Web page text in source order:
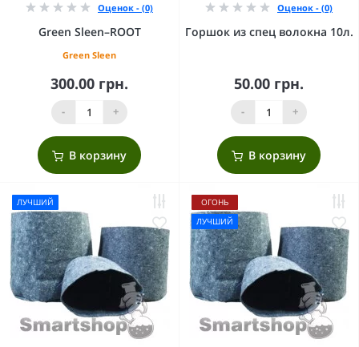
Оценок - (0)
Green Sleen–ROOT
Green Sleen
300.00 грн.
- +
В корзину
Оценок - (0)
Горшок из спец волокна 10л.
50.00 грн.
- +
В корзину
ЛУЧШИЙ
ОГОНЬ
ЛУЧШИЙ